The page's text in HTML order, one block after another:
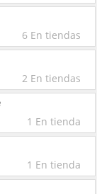
6 En tiendas
2 En tiendas
1 En tienda
1 En tienda